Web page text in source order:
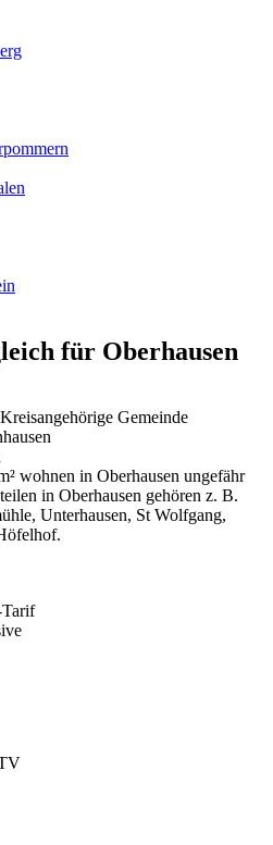
für Oberhausen
Gemeinde
wohnen in Oberhausen ungefähr
in Oberhausen gehören z. B.
Unterhausen, St Wolfgang,